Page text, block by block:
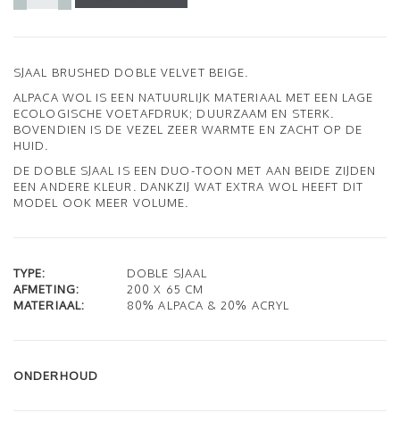
SJAAL BRUSHED DOBLE VELVET BEIGE.
ALPACA WOL IS EEN NATUURLIJK MATERIAAL MET EEN LAGE
ECOLOGISCHE VOETAFDRUK; DUURZAAM EN STERK.
BOVENDIEN IS DE VEZEL ZEER WARMTE EN ZACHT OP DE
HUID.
DE DOBLE SJAAL IS EEN DUO-TOON MET AAN BEIDE ZIJDEN
EEN ANDERE KLEUR. DANKZIJ WAT EXTRA WOL HEEFT DIT
MODEL OOK MEER VOLUME.
TYPE:
DOBLE SJAAL
AFMETING:
200 X 65 CM
MATERIAAL:
80% ALPACA & 20% ACRYL
ONDERHOUD